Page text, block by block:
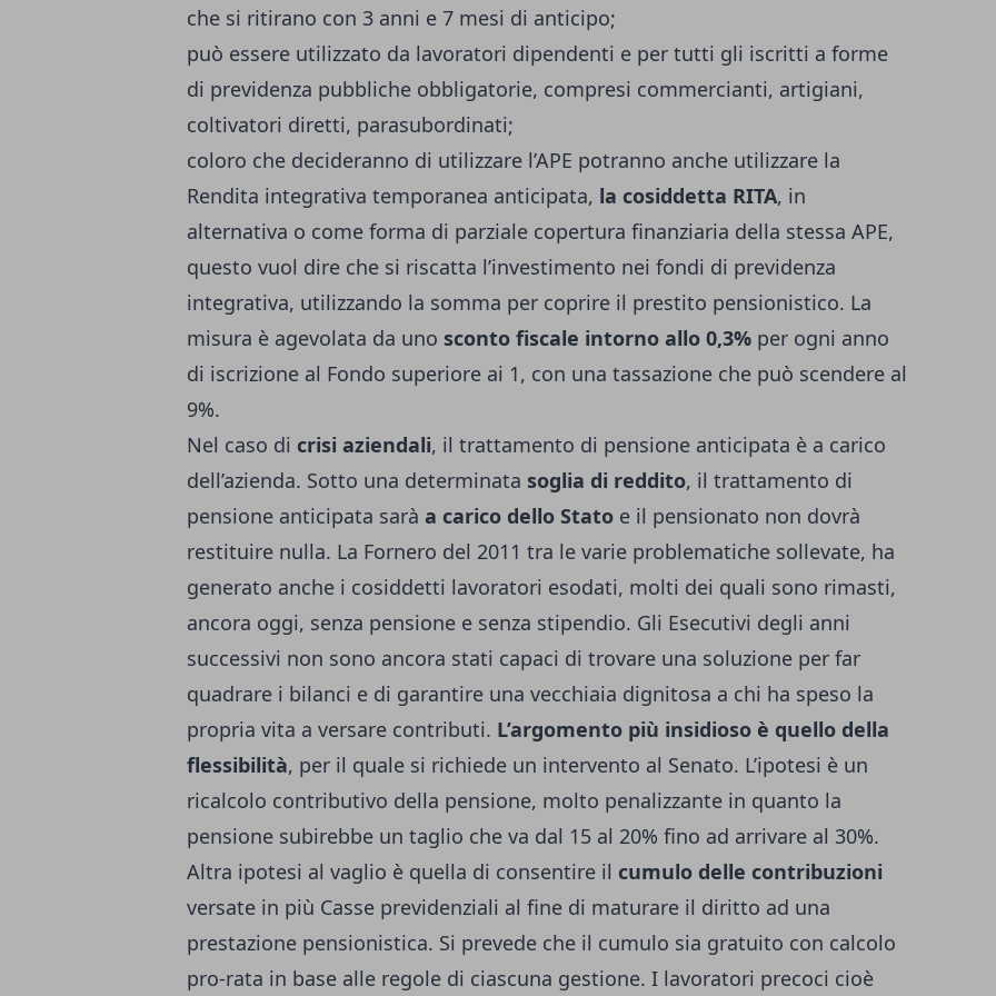
che si ritirano con 3 anni e 7 mesi di anticipo;
può essere utilizzato da lavoratori dipendenti e per tutti gli iscritti a forme
di previdenza pubbliche obbligatorie, compresi commercianti, artigiani,
coltivatori diretti, parasubordinati;
coloro che decideranno di utilizzare l’APE potranno anche utilizzare la
Rendita integrativa temporanea anticipata, la cosiddetta RITA, in
alternativa o come forma di parziale copertura finanziaria della stessa APE,
questo vuol dire che si riscatta l’investimento nei fondi di previdenza
integrativa, utilizzando la somma per coprire il prestito pensionistico. La
misura è agevolata da uno sconto fiscale intorno allo 0,3% per ogni anno
di iscrizione al Fondo superiore ai 1, con una tassazione che può scendere al
9%.
Nel caso di crisi aziendali, il trattamento di pensione anticipata è a carico
dell’azienda. Sotto una determinata soglia di reddito, il trattamento di
pensione anticipata sarà a carico dello Stato e il pensionato non dovrà
restituire nulla. La Fornero del 2011 tra le varie problematiche sollevate, ha
generato anche i cosiddetti lavoratori esodati, molti dei quali sono rimasti,
ancora oggi, senza pensione e senza stipendio. Gli Esecutivi degli anni
successivi non sono ancora stati capaci di trovare una soluzione per far
quadrare i bilanci e di garantire una vecchiaia dignitosa a chi ha speso la
propria vita a versare contributi. L’argomento più insidioso è quello della
flessibilità, per il quale si richiede un intervento al Senato. L’ipotesi è un
ricalcolo contributivo della pensione, molto penalizzante in quanto la
pensione subirebbe un taglio che va dal 15 al 20% fino ad arrivare al 30%.
Altra ipotesi al vaglio è quella di consentire il cumulo delle contribuzioni
versate in più Casse previdenziali al fine di maturare il diritto ad una
prestazione pensionistica. Si prevede che il cumulo sia gratuito con calcolo
pro-rata in base alle regole di ciascuna gestione. I lavoratori precoci cioè